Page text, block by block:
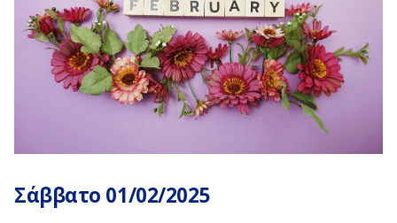
Σάββατο 01/02/2025